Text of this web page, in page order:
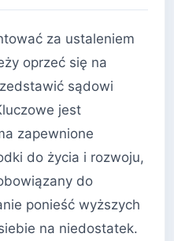
za ustaleniem
oprzeć się na
sądowi
jest
zapewnione
do życia i rozwoju,
do
ponieść wyższych
na niedostatek.